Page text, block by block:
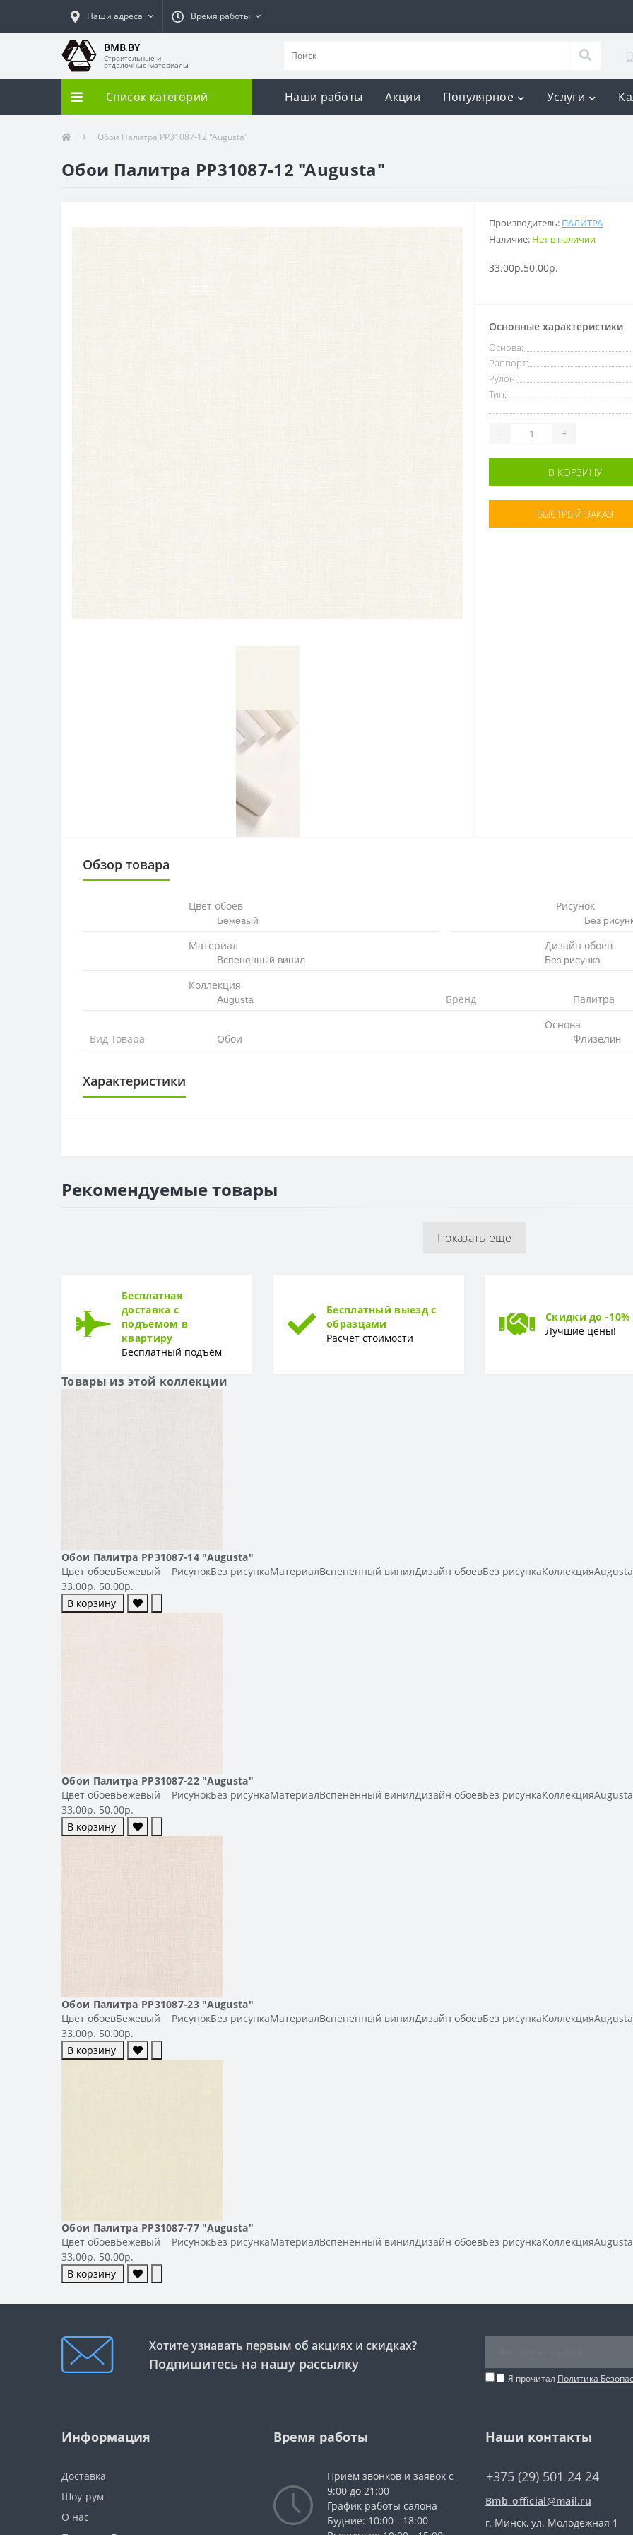
Наши адреса Время работы
BMB.BY
Строительные и
отделочные материалы
Список категорий Наши работы Акции Популярное Услуги
Обои Палитра PP31087-12 "Augusta"
Обои Палитра PP31087-12 "Augusta"
Производитель: ПАЛИТРА
Наличие: Нет в наличии
33.00р.50.00р.
Основные характеристики
Основа:
Раппорт:
Рулон:
Тип:
- +
В КОРЗИНУ
БЫСТРЫЙ ЗАКАЗ
Обзор товара
Цвет обоев
Бежевый
Рисунок
Без
Материал
Вспененный винил
Дизайн обоев
Без рисунка
Коллекция
Augusta Бренд Палитра
Вид Товара Обои
Основа
Флизелин
Характеристики
Раппорт
1.06 x 10,05 м
Рекомендуемые товары
Показать еще
Бесплатная
доставка с
подъемом в
квартиру
Бесплатный подъём
Бесплатный выезд с
образцами
Расчёт стоимости
Скидки до -10%
Лучшие цены!
Товары из этой коллекции
Обои Палитра PP31087-14 "Augusta"
Цвет обоевБежевый РисунокБез рисункаМатериалВспененный винилДизайн обоевБез
33.00р. 50.00р.
В корзину
Обои Палитра PP31087-22 "Augusta"
Цвет обоевБежевый РисунокБез рисункаМатериалВспененный винилДизайн обоевБез
33.00р. 50.00р.
В корзину
Обои Палитра PP31087-23 "Augusta"
Цвет обоевБежевый РисунокБез рисункаМатериалВспененный винилДизайн обоевБез
33.00р. 50.00р.
В корзину
Обои Палитра PP31087-77 "Augusta"
Цвет обоевБежевый РисунокБез рисункаМатериалВспененный винилДизайн обоевБез
33.00р. 50.00р.
В корзину
Хотите узнавать первым об акциях и скидках?
Подпишитесь на нашу рассылку
Я прочитал Политика
Информация
Доставка
Шоу-рум
О нас
Время работы
Приём звонков и заявок с
9:00 до 21:00
График работы салона
Будние: 10:00 - 18:00
Наши контакты
+375 (29) 501 24 24
Bmb_official@mail.ru
г. Минск, ул. Молодежная 1